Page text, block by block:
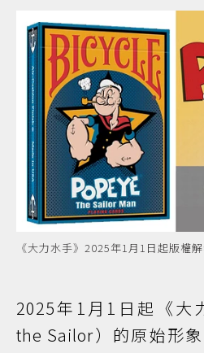
《大力水手》2025年1月1日起版權
2025年1月1日起《大
the Sailor）的原始形